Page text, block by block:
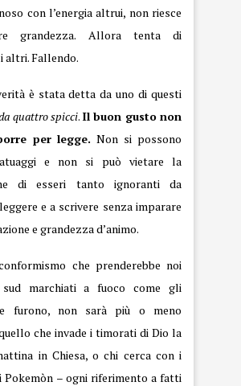
con l’energia altrui, non riesce
grandezza. Allora tenta di
altri. Fallendo.
è stata detta da uno di questi
quattro spicci. Il buon gusto non
per legge. Non si possono
e non si può vietare la
di esseri tanto ignoranti da
e a scrivere senza imparare
e grandezza d’animo.
che prenderebbe noi
marchiati a fuoco come gli
furono, non sarà più o meno
che invade i timorati di Dio la
in Chiesa, o chi cerca con i
– ogni riferimento a fatti